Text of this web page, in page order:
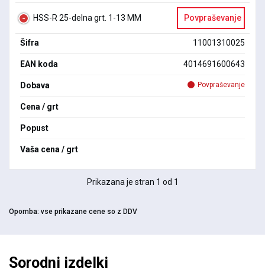
HSS-R 25-delna grt. 1-13 MM Povpraševanje
Šifra 11001310025
EAN koda 4014691600643
Dobava Povpraševanje
Cena / grt
Popust
Vaša cena / grt
Prikazana je stran 1 od 1
Opomba: vse prikazane cene so z DDV
Sorodni izdelki